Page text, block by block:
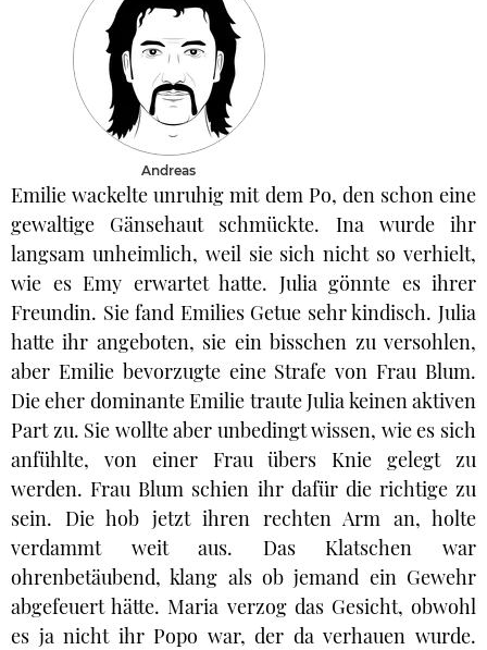
Andreas
Emilie wackelte unruhig mit dem Po, den schon eine
gewaltige Gänsehaut schmückte. Ina wurde ihr
langsam unheimlich, weil sie sich nicht so verhielt,
wie es Emy erwartet hatte. Julia gönnte es ihrer
Freundin. Sie fand Emilies Getue sehr kindisch. Julia
hatte ihr angeboten, sie ein bisschen zu versohlen,
aber Emilie bevorzugte eine Strafe von Frau Blum.
Die eher dominante Emilie traute Julia keinen aktiven
Part zu. Sie wollte aber unbedingt wissen, wie es sich
anfühlte, von einer Frau übers Knie gelegt zu
werden. Frau Blum schien ihr dafür die richtige zu
sein. Die hob jetzt ihren rechten Arm an, holte
verdammt weit aus. Das Klatschen war
ohrenbetäubend, klang als ob jemand ein Gewehr
abgefeuert hätte. Maria verzog das Gesicht, obwohl
es ja nicht ihr Popo war, der da verhauen wurde.